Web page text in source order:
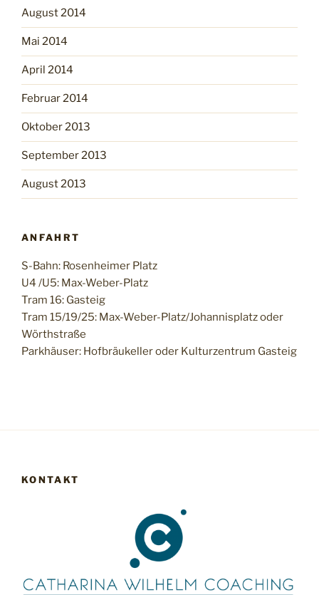
August 2014
Mai 2014
April 2014
Februar 2014
Oktober 2013
September 2013
August 2013
ANFAHRT
S-Bahn: Rosenheimer Platz
U4 /U5: Max-Weber-Platz
Tram 16: Gasteig
Tram 15/19/25: Max-Weber-Platz/Johannisplatz oder
Wörthstraße
Parkhäuser: Hofbräukeller oder Kulturzentrum Gasteig
KONTAKT